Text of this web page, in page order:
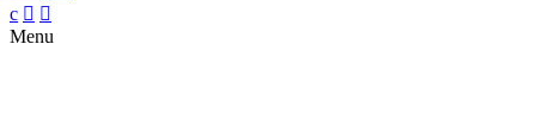
c  
Menu